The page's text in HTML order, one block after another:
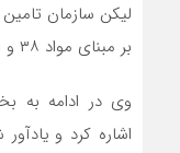
لیکن سازمان
بر مبنای مواد ۳۸ و ۴۱ قانون تامین اجتماعی است.
اشاره کرد و